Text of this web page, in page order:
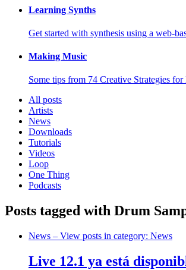
Learning Synths
Get started with synthesis using a web-
Making Music
Some tips from 74 Creative Strategies
All posts
Artists
News
Downloads
Tutorials
Videos
Loop
One Thing
Podcasts
Posts tagged with Drum
News – View posts in category: News
Live 12.1 ya está